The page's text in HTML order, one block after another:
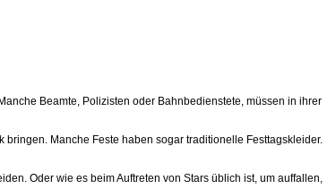
Beamte, Polizisten oder Bahnbedienstete, müssen in ihrer
Manche Feste haben sogar traditionelle Festtagskleider.
Oder wie es beim Auftreten von Stars üblich ist, um auffallen,